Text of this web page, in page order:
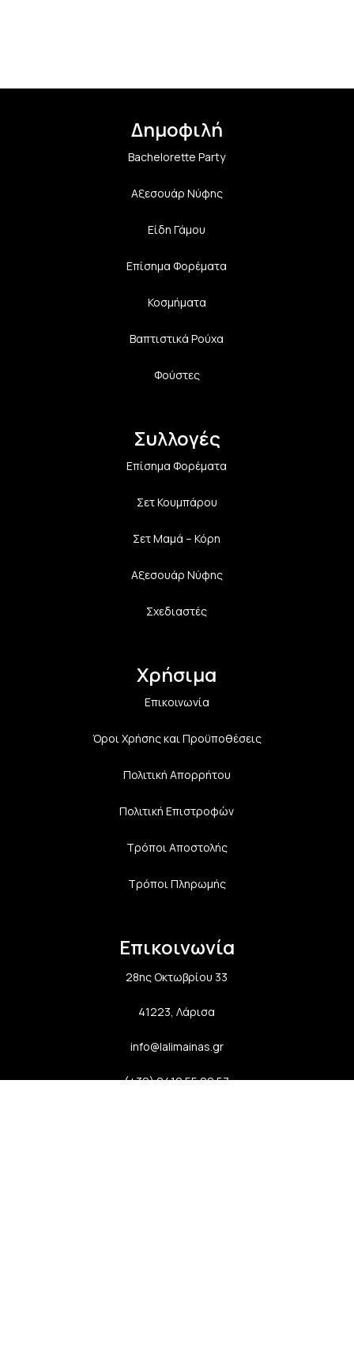
Δημοφιλή
Bachelorette Party
Αξεσουάρ Νύφης
Είδη Γάμου
Επίσημα Φορέματα
Κοσμήματα
Βαπτιστικά Ρούχα
Φούστες
Συλλογές
Επίσημα Φορέματα
Σετ Κουμπάρου
Σετ Μαμά – Κόρη
Αξεσουάρ Νύφης
Σχεδιαστές
Χρήσιμα
Επικοινωνία
Όροι Χρήσης και Προϋποθέσεις
Πολιτική Aπορρήτου
Πολιτική Επιστροφών
Τρόποι Αποστολής
Τρόποι Πληρωμής
Επικοινωνία
28ης Οκτωβρίου 33
41223, Λάρισα
info@lalimainas.gr
(+30) 2410 55 22 57